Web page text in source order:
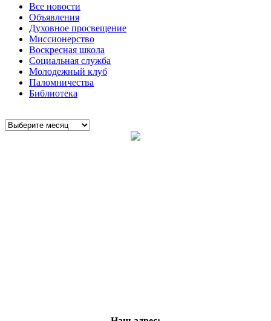
Все новости
Объявления
Духовное просвещение
Миссионерство
Воскресная школа
Социальная служба
Молодежный клуб
Паломничества
Библиотека